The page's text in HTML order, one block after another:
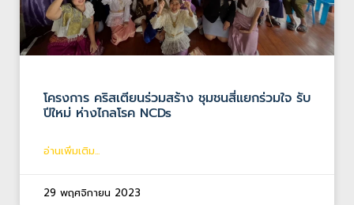
โครงการ คริสเตียนร่วมสร้าง ชุมชนสี่แยกร่วมใจ รับ
ปีใหม่ ห่างไกลโรค NCDs
อ่านเพิ่มเติม...
29 พฤศจิกายน 2023